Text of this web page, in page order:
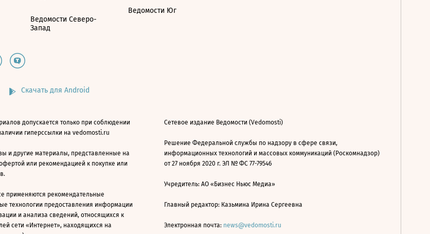
Ведомости Северо-
Запад
Ведомости Юг
Скачать для Android
допускается только при соблюдении
гиперссылки на vedomosti.ru
и другие материалы, представленные на
или рекомендацией к покупке или
применяются рекомендательные
технологии предоставления информации
и анализа сведений, относящихся к
сети «Интернет», находящихся на
Сетевое издание Ведомости (Vedomosti)
Решение Федеральной службы по надзору в сфере связи,
информационных технологий и массовых коммуникаций (Роскомнадзор)
от 27 ноября 2020 г. ЭЛ № ФС 77-79546
Учредитель: АО «Бизнес Ньюс Медиа»
Главный редактор: Казьмина Ирина Сергеевна
Электронная почта: news@vedomosti.ru